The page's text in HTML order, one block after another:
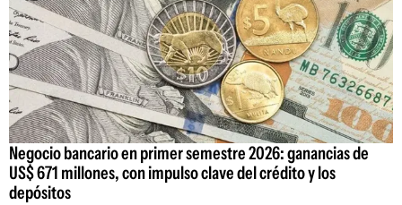
Negocio bancario en primer semestre 2026: ganancias de
US$ 671 millones, con impulso clave del crédito y los
depósitos